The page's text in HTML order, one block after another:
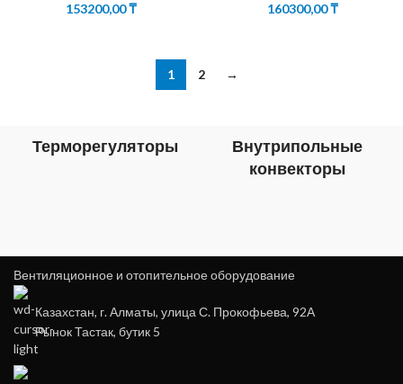
153200,00₸
160300,00₸
1 2 →
Терморегуляторы
Внутрипольные
конвекторы
Вентиляционное и отопительное оборудование
Казахстан, г. Алматы, улица С. Прокофьева, 92А
Рынок Тастак, бутик 5